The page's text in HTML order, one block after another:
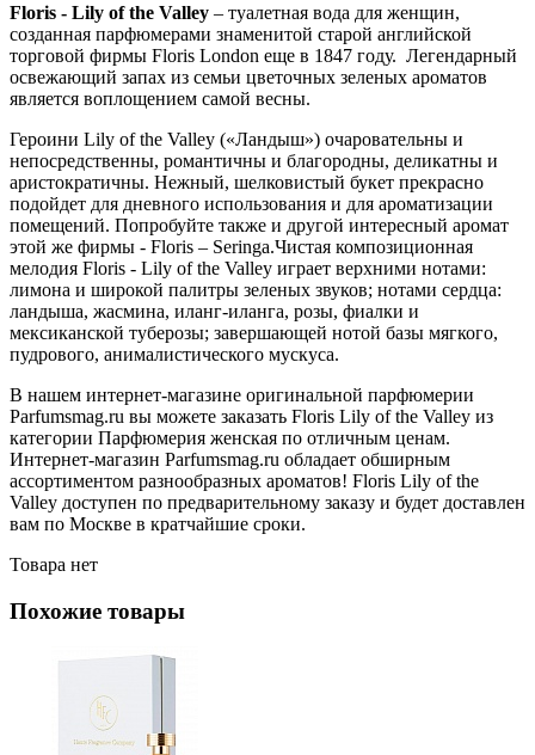
Floris - Lily of the Valley – туалетная вода для женщин,
созданная парфюмерами знаменитой старой английской
торговой фирмы Floris London еще в 1847 году. Легендарный
освежающий запах из семьи цветочных зеленых ароматов
является воплощением самой весны.
Героини Lily of the Valley («Ландыш») очаровательны и
непосредственны, романтичны и благородны, деликатны и
аристократичны. Нежный, шелковистый букет прекрасно
подойдет для дневного использования и для ароматизации
помещений. Попробуйте также и другой интересный аромат
этой же фирмы - Floris – Seringa.Чистая композиционная
мелодия Floris - Lily of the Valley играет верхними нотами:
лимона и широкой палитры зеленых звуков; нотами сердца:
ландыша, жасмина, иланг-иланга, розы, фиалки и
мексиканской туберозы; завершающей нотой базы мягкого,
пудрового, анималистического мускуса.
В нашем интернет-магазине оригинальной парфюмерии
Parfumsmag.ru вы можете заказать Floris Lily of the Valley из
категории Парфюмерия женская по отличным ценам.
Интернет-магазин Parfumsmag.ru обладает обширным
ассортиментом разнообразных ароматов! Floris Lily of the
Valley доступен по предварительному заказу и будет доставлен
вам по Москве в кратчайшие сроки.
Товара нет
Похожие товары